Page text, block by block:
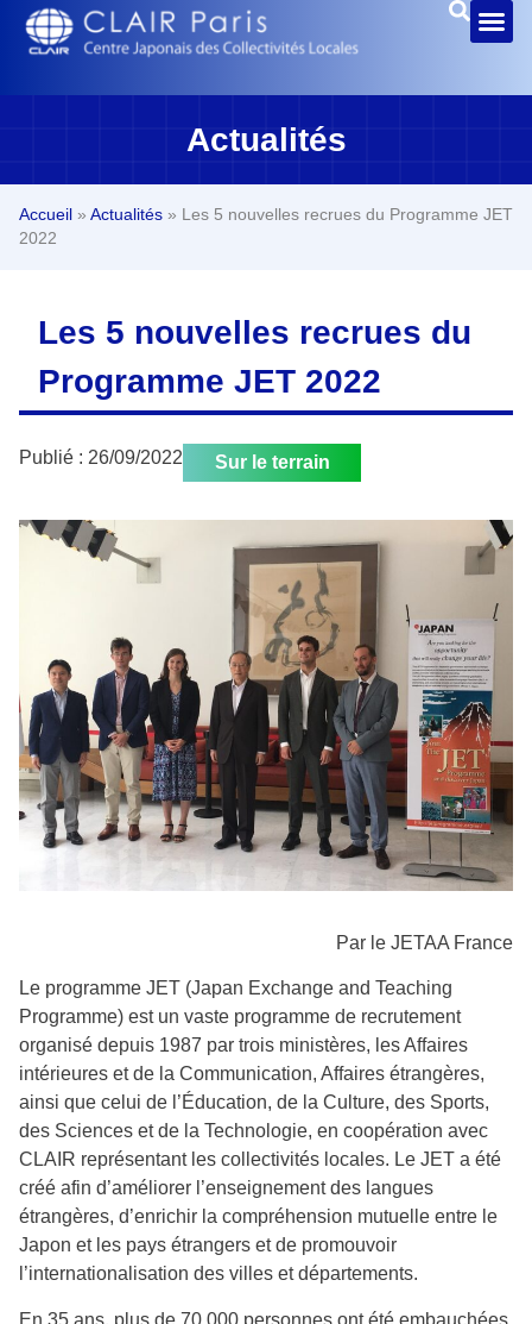
Actualités
Accueil » Actualités » Les 5 nouvelles recrues du Programme JET
2022
Les 5 nouvelles recrues du
Programme JET 2022
Publié : 26/09/2022 Sur le terrain
Par le JETAA France
Le programme JET (Japan Exchange and Teaching
Programme) est un vaste programme de recrutement
organisé depuis 1987 par trois ministères, les Affaires
intérieures et de la Communication, Affaires étrangères,
ainsi que celui de l’Éducation, de la Culture, des Sports,
des Sciences et de la Technologie, en coopération avec
CLAIR représentant les collectivités locales. Le JET a été
créé afin d’améliorer l’enseignement des langues
étrangères, d’enrichir la compréhension mutuelle entre le
Japon et les pays étrangers et de promouvoir
l’internationalisation des villes et départements.
En 35 ans, plus de 70 000 personnes ont été embauchées